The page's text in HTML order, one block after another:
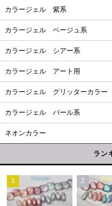
カラージェル 紫系
カラージェル ベージュ系
カラージェル シアー系
カラージェル アート用
カラージェル グリッターカラー
カラージェル パール系
ネオンカラー
ラン
1 2